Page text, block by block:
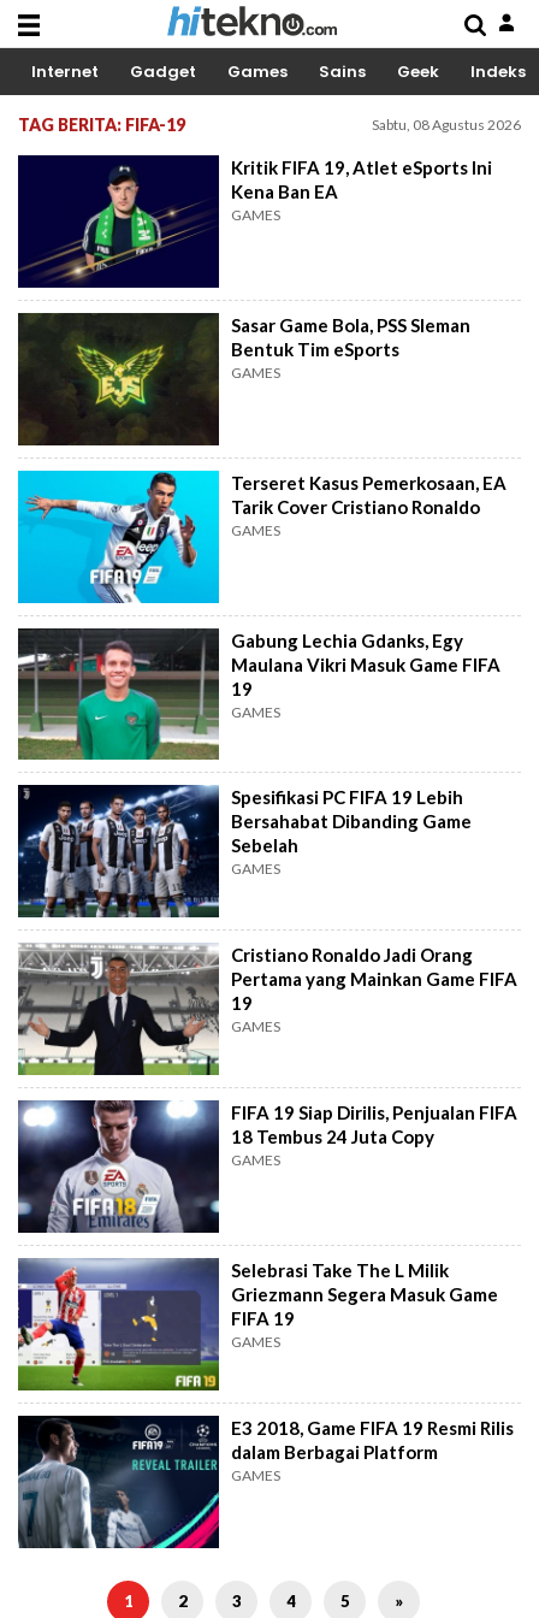
Internet Gadget Games Sains Geek Indeks
TAG BERITA: FIFA-19 Sabtu, 08 Agustus 2026
Kritik FIFA 19, Atlet eSports Ini
Kena Ban EA
GAMES
Sasar Game Bola, PSS Sleman
Bentuk Tim eSports
GAMES
Terseret Kasus Pemerkosaan, EA
Tarik Cover Cristiano Ronaldo
GAMES
Gabung Lechia Gdanks, Egy
Maulana Vikri Masuk Game FIFA
19
GAMES
Spesifikasi PC FIFA 19 Lebih
Bersahabat Dibanding Game
Sebelah
GAMES
Cristiano Ronaldo Jadi Orang
Pertama yang Mainkan Game FIFA
19
GAMES
FIFA 19 Siap Dirilis, Penjualan FIFA
18 Tembus 24 Juta Copy
GAMES
Selebrasi Take The L Milik
Griezmann Segera Masuk Game
FIFA 19
GAMES
E3 2018, Game FIFA 19 Resmi Rilis
dalam Berbagai Platform
GAMES
1 2 3 4 5 »